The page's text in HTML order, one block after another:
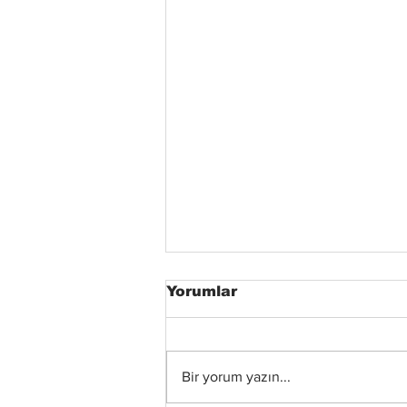
Yorumlar
Bir yorum yazın...